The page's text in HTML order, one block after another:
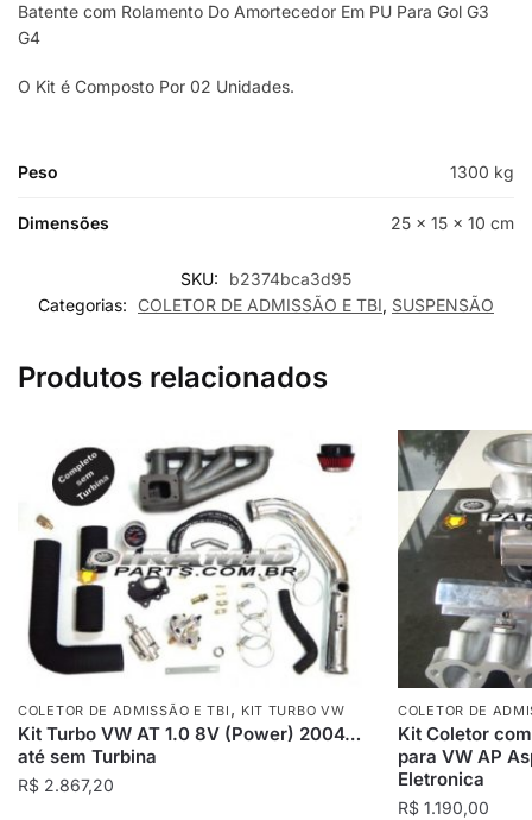
Batente com Rolamento Do Amortecedor Em PU Para Gol G3
G4
O Kit é Composto Por 02 Unidades.
Peso 1300 kg
Dimensões 25 × 15 × 10 cm
SKU:
b2374bca3d95
Categorias:
COLETOR DE ADMISSÃO E TBI, SUSPENSÃO
Produtos relacionados
COLETOR DE ADMISSÃO E TBI , KIT TURBO VW
Kit Turbo VW AT 1.0 8V (Power) 2004…
até sem Turbina
R$ 2.867,20
COLETOR DE
Kit Coletor
para VW AP
Eletronica
R$ 1.190,00